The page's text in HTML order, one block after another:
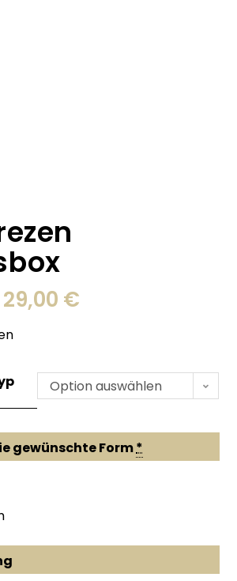
29,00 €
Option auswählen
gewünschte Form*